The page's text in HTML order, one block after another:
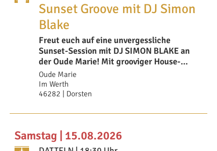
Sunset Groove mit DJ Simon
Blake
Freut euch auf eine unvergessliche
Sunset-Session mit DJ SIMON BLAKE an
der Oude Marie! Mit grooviger House-
Musik, gr
Oude Marie
Im Werth
46282 | Dorsten
Samstag | 15.08.2026